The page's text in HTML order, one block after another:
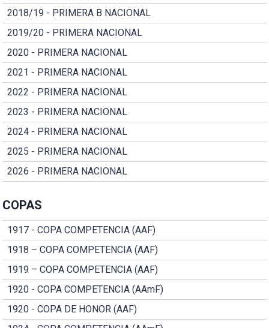
2018/19 - PRIMERA B NACIONAL
2019/20 - PRIMERA NACIONAL
2020 - PRIMERA NACIONAL
2021 - PRIMERA NACIONAL
2022 - PRIMERA NACIONAL
2023 - PRIMERA NACIONAL
2024 - PRIMERA NACIONAL
2025 - PRIMERA NACIONAL
2026 - PRIMERA NACIONAL
COPAS
1917 - COPA COMPETENCIA (AAF)
1918 – COPA COMPETENCIA (AAF)
1919 – COPA COMPETENCIA (AAF)
1920 - COPA COMPETENCIA (AAmF)
1920 - COPA DE HONOR (AAF)